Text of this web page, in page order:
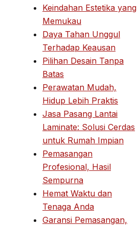
Keindahan Estetika yang
Memukau
Daya Tahan Unggul
Terhadap Keausan
Pilihan Desain Tanpa
Batas
Perawatan Mudah,
Hidup Lebih Praktis
Jasa Pasang Lantai
Laminate: Solusi Cerdas
untuk Rumah Impian
Pemasangan
Profesional, Hasil
Sempurna
Hemat Waktu dan
Tenaga Anda
Garansi Pemasangan,